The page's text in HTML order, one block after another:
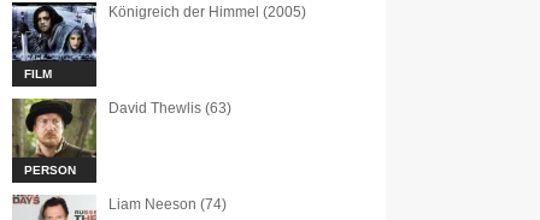
FILM
Königreich der Himmel (2005)
PERSON
David Thewlis (63)
Liam Neeson (74)